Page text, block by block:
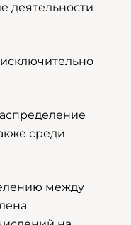
деятельности
среди
между